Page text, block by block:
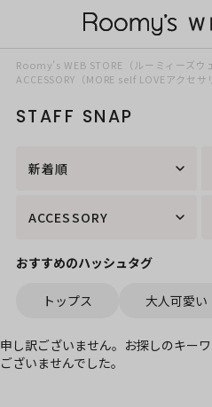
Roomy’s WEB STORE（ルーミィーズウ
ACCESSORY（MORE self LOVEアクセ
STAFF SNAP
新着順
ACCESSORY
おすすめのハッシュタグ
トップス 大人可愛い
申し訳ございません。お探しのキー
ございませんでした。